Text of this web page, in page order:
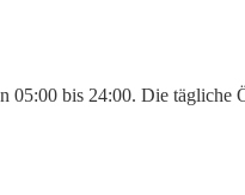
bis 24:00. Die tägliche